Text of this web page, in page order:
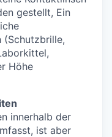
gestellt, Ein
(Schutzbrille,
Höhe
innerhalb der
ist aber